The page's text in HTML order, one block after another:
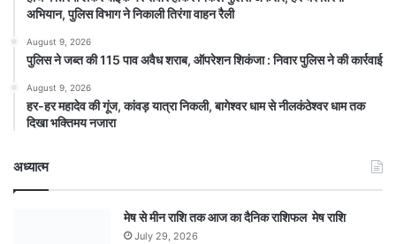
अभियान, पुलिस विभाग ने निकाली तिरंगा वाहन रैली
August 9, 2026
पुलिस ने जब्त की 115 पाव अवैध शराब, ऑपरेशन शिकंजा : निवार पुलिस ने की कार्रवाई
August 9, 2026
हर-हर महादेव की गूंज, कांवड़ यात्रा निकली, बागेश्वर धाम से नीलकंठेश्वर धाम तक
दिखा भक्तिमय नजारा
अध्यात्म
मेष से मीन राशि तक आज का दैनिक राशिफल मेष राशि
July 29, 2026